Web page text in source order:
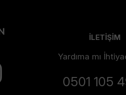
İLETİŞİM
Yardıma mı
0501 105